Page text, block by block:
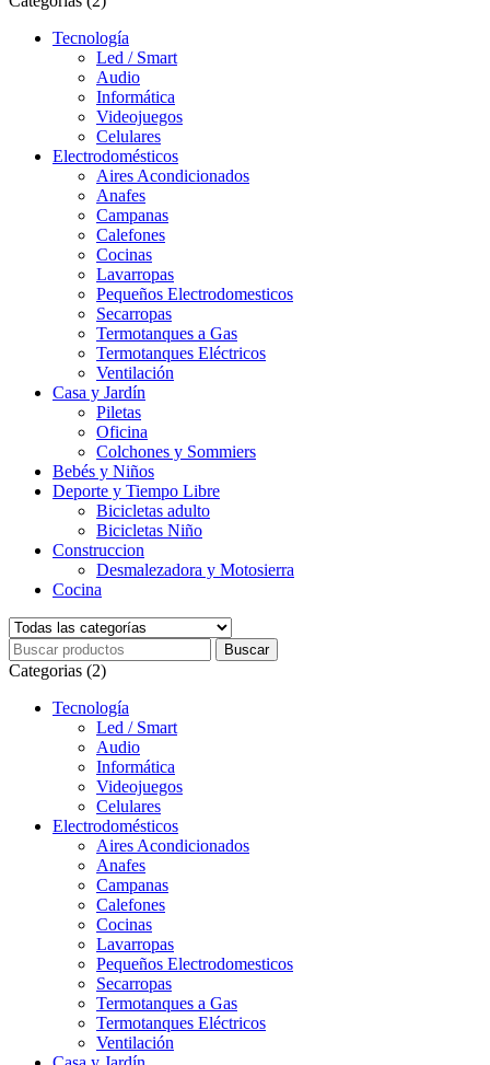
Tecnología
Led / Smart
Audio
Informática
Videojuegos
Celulares
Electrodomésticos
Aires Acondicionados
Anafes
Campanas
Calefones
Cocinas
Lavarropas
Pequeños Electrodomesticos
Secarropas
Termotanques a Gas
Termotanques Eléctricos
Ventilación
Casa y Jardín
Piletas
Oficina
Colchones y Sommiers
Bebés y Niños
Deporte y Tiempo Libre
Bicicletas adulto
Bicicletas Niño
Construccion
Desmalezadora y Motosierra
Cocina
Categorias (2)
Tecnología
Led / Smart
Audio
Informática
Videojuegos
Celulares
Electrodomésticos
Aires Acondicionados
Anafes
Campanas
Calefones
Cocinas
Lavarropas
Pequeños Electrodomesticos
Secarropas
Termotanques a Gas
Termotanques Eléctricos
Ventilación